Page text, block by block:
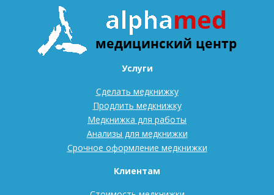
Услуги
Сделать медкнижку
Продлить медкнижку
Медкнижка для работы
Анализы для медкнижки
Срочное оформление медкнижки
Клиентам